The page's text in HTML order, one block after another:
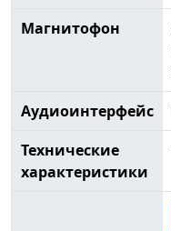
Магнитофон
Аудиоинтерфейс
Технические
характеристики